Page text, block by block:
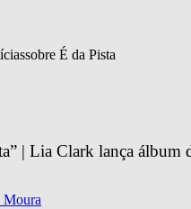
sobre É da Pista
| Lia Clark lança álbum
Moura